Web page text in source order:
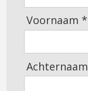
de
warme
film. Op
Voornaam *